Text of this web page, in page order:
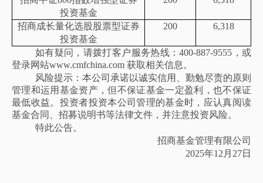
投资基金
招商成长量化选股股票型证券
投资基金
200 6,318
如有疑问，请拨打客户服务热线：400-887-9555，或
登录网站www.cmfchina.com 获取相关信息。
风险提示：本公司承诺以诚实信用、勤勉尽责的原则
管理和运用基金资产，但不保证基金一定盈利，也不保证
最低收益。投资者投资本公司管理的基金时，应认真阅读
基金合同、招募说明书等法律文件，并注意投资风险。
特此公告。
招商基金管理有限公司
2025年12月27日